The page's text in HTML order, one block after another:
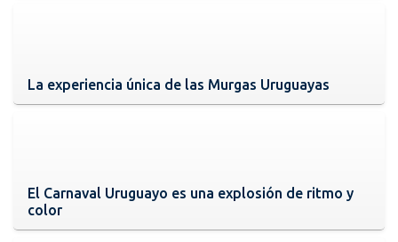
La experiencia única de las Murgas Uruguayas
El Carnaval Uruguayo es una explosión de ritmo y
color